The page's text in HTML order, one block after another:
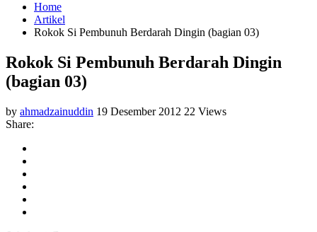
Home
Artikel
Rokok Si Pembunuh Berdarah Dingin (bagian 03)
Rokok Si Pembunuh Berdarah Dingin
(bagian 03)
by ahmadzainuddin 19 Desember 2012 22 Views
Share: